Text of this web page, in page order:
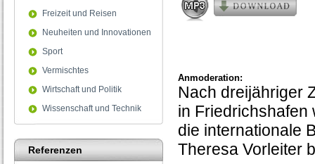
Freizeit und Reisen
Neuheiten und Innovationen
Sport
Vermischtes
Wirtschaft und Politik
Wissenschaft und Technik
Referenzen
Anmoderation:
Nach dreijähriger
in Friedrichshafen
die internationale
Theresa Vorleiter